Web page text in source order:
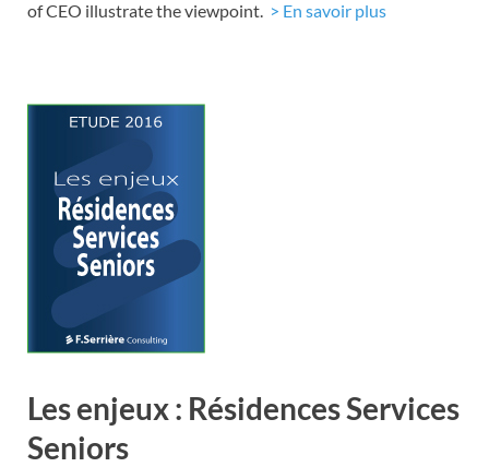
of CEO illustrate the viewpoint. > En savoir plus
Les enjeux : Résidences Services
Seniors